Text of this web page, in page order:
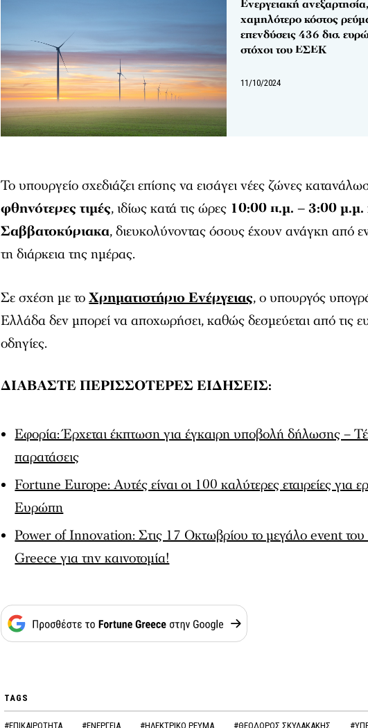
Ενεργειακή ανεξαρτησία,
χαμηλότερο κόστος
επενδύσεις 436 δισ.
στόχοι του ΕΣΕΚ
11/10/2024
Το υπουργείο σχεδιάζει επίσης να εισάγει νέες ζώνες
φθηνότερες τιμές, ιδίως κατά τις ώρες 10:00 π.μ. – 3:00 μ.μ.
Σαββατοκύριακα, διευκολύνοντας όσους έχουν ανάγκη από
τη διάρκεια της ημέρας.
Σε σχέση με τοΧρηματιστήριο Ενέργειας, ο υπουργός
Ελλάδα δεν μπορεί να αποχωρήσει, καθώς δεσμεύεται από τις
οδηγίες.
ΔΙΑΒΑΣΤΕ ΠΕΡΙΣΣΟΤΕΡΕΣ ΕΙΔΗΣΕΙΣ:
Εφορία: Έρχεται έκπτωση για έγκαιρη υποβολή δήλωσης –
παρατάσεις
Fortune Europe: Αυτές είναι οι 100 καλύτερες εταιρείες για
Ευρώπη
Power of Innovation: Στις 17 Οκτωβρίου το μεγάλο event
Greece για την καινοτομία!
TAGS
#ΕΠΙΚΑΙΡΟΤΗΤΑ #ΕΝΕΡΓΕΙΑ #ΗΛΕΚΤΡΙΚΟ ΡΕΥΜΑ #ΘΕΟΔΩΡΟΣ ΣΚΥΛΑΚΑΚΗΣ